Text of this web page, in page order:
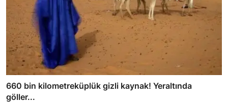
660 bin kilometreküplük gizli kaynak! Yeraltında
göller...